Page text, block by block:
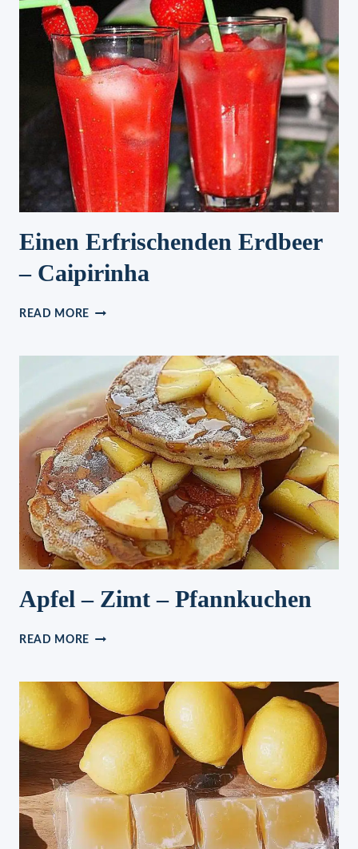
NUR
ZWEI
MINUTEN
BEREIT
FÜR
DEN
OFEN
Einen Erfrischenden Erdbeer
– Caipirinha
READ MORE EINEN
CAIPIRINHA
Apfel – Zimt – Pfannkuchen
READ MORE APFEL
PFANNKUCHEN